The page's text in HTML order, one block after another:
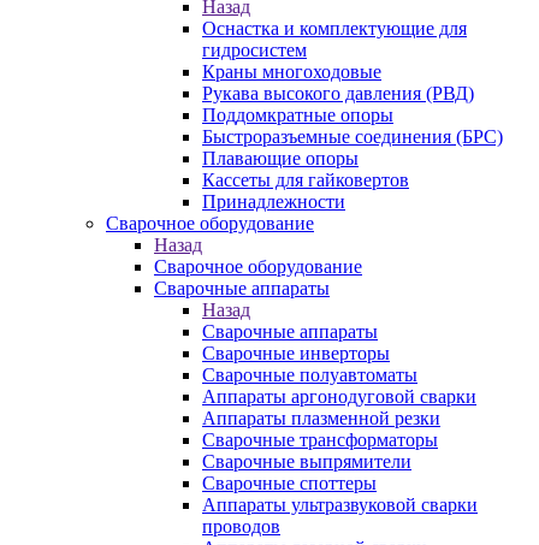
Назад
Оснастка и комплектующие для
гидросистем
Краны многоходовые
Рукава высокого давления (РВД)
Поддомкратные опоры
Быстроразъемные соединения (БРС)
Плавающие опоры
Кассеты для гайковертов
Принадлежности
Сварочное оборудование
Назад
Сварочное оборудование
Сварочные аппараты
Назад
Сварочные аппараты
Сварочные инверторы
Сварочные полуавтоматы
Аппараты аргонодуговой сварки
Аппараты плазменной резки
Сварочные трансформаторы
Сварочные выпрямители
Сварочные споттеры
Аппараты ультразвуковой сварки
проводов